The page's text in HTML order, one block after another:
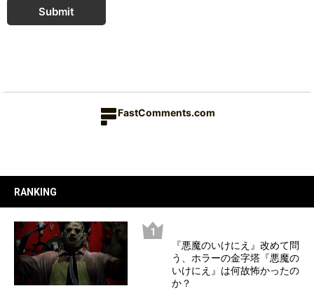
Submit
FastComments.com
RANKING
『悪魔のいけにえ』改めて問
う、ホラーの金字塔『悪魔の
いけにえ』は何故怖かったの
か？